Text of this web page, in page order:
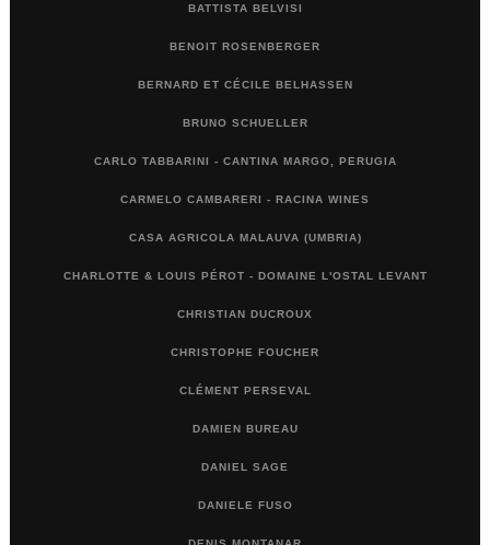
BATTISTA BELVISI
BENOIT ROSENBERGER
BERNARD ET CÉCILE BELHASSEN
BRUNO SCHUELLER
CARLO TABBARINI - CANTINA MARGO, PERUGIA
CARMELO CAMBARERI - RACINA WINES
CASA AGRICOLA MALAUVA (UMBRIA)
CHARLOTTE & LOUIS PÉROT - DOMAINE L'OSTAL LEVANT
CHRISTIAN DUCROUX
CHRISTOPHE FOUCHER
CLÉMENT PERSEVAL
DAMIEN BUREAU
DANIEL SAGE
DANIELE FUSO